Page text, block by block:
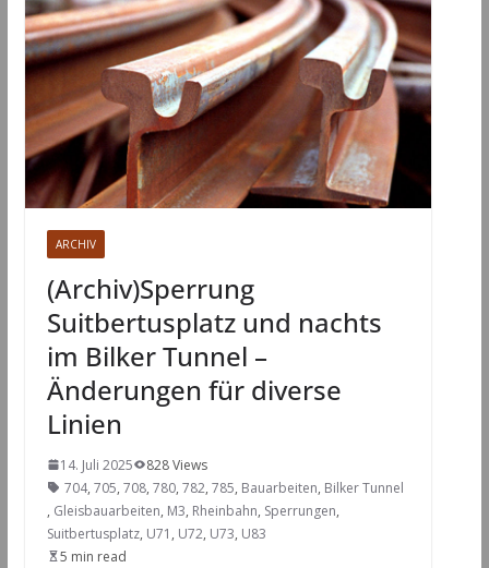
ARCHIV
(Archiv)Sperrung
Suitbertusplatz und nachts
im Bilker Tunnel –
Änderungen für diverse
Linien
14. Juli 2025
828 Views
704, 705, 708, 780, 782, 785, Bauarbeiten, Bilker Tunnel
, Gleisbauarbeiten, M3, Rheinbahn, Sperrungen,
Suitbertusplatz, U71 , U72, U73, U83
5 min read